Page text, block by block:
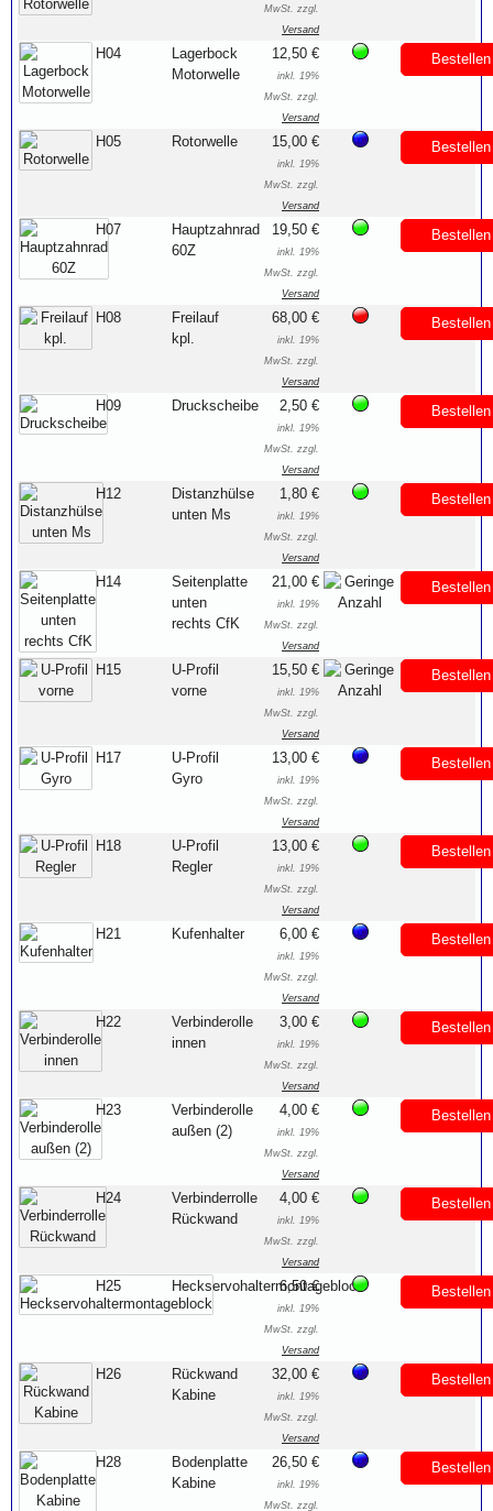
MwSt. zzgl.
Versand
H04
Lagerbock
Motorwelle
12,50 €
inkl. 19%
MwSt. zzgl.
Versand
Bestellen
H05 Rotorwelle 15,00 €
inkl. 19%
MwSt. zzgl.
Versand
Bestellen
H07
Hauptzahnrad
60Z
19,50 €
inkl. 19%
MwSt. zzgl.
Versand
Bestellen
H08
Freilauf
kpl.
68,00 €
inkl. 19%
MwSt. zzgl.
Versand
Bestellen
H09 Druckscheibe 2,50 €
inkl. 19%
MwSt. zzgl.
Versand
Bestellen
H12
Distanzhülse
unten Ms
1,80 €
inkl. 19%
MwSt. zzgl.
Versand
Bestellen
H14
Seitenplatte
unten
rechts CfK
21,00 €
inkl. 19%
MwSt. zzgl.
Versand
Bestellen
H15
U-Profil
vorne
15,50 €
inkl. 19%
MwSt. zzgl.
Versand
Bestellen
H17
U-Profil
Gyro
13,00 €
inkl. 19%
MwSt. zzgl.
Versand
Bestellen
H18
U-Profil
Regler
13,00 €
inkl. 19%
MwSt. zzgl.
Versand
Bestellen
H21 Kufenhalter 6,00 €
inkl. 19%
MwSt. zzgl.
Versand
Bestellen
H22
Verbinderolle
innen
3,00 €
inkl. 19%
MwSt. zzgl.
Versand
Bestellen
H23
Verbinderolle
außen (2)
4,00 €
inkl. 19%
MwSt. zzgl.
Versand
Bestellen
H24
Verbinderrolle
Rückwand
4,00 €
inkl. 19%
MwSt. zzgl.
Versand
Bestellen
H25 Heckservohaltermontageblock
6,50 €
inkl. 19%
MwSt. zzgl.
Versand
Bestellen
H26
Rückwand
Kabine
32,00 €
inkl. 19%
MwSt. zzgl.
Versand
Bestellen
H28
Bodenplatte
Kabine
26,50 €
inkl. 19%
MwSt. zzgl.
Bestellen